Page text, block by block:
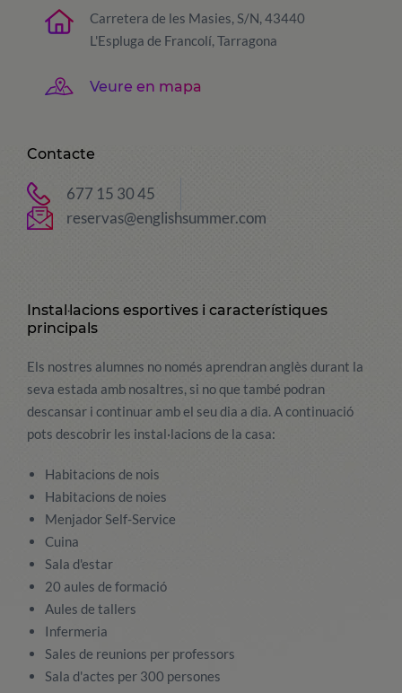
Carretera de les Masies, S/N, 43440
L'Espluga de Francolí, Tarragona
Veure en mapa
Contacte
677 15 30 45
reservas@englishsummer.com
Instal·lacions esportives i característiques
principals
Els nostres alumnes no només aprendran anglès durant la
seva estada amb nosaltres, si no que també podran
descansar i continuar amb el seu dia a dia. A continuació
pots descobrir les instal·lacions de la casa:
Habitacions de nois
Habitacions de noies
Menjador Self-Service
Cuina
Sala d'estar
20 aules de formació
Aules de tallers
Infermeria
Sales de reunions per professors
Sala d'actes per 300 persones